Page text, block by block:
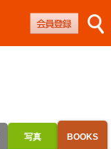
写真 BOOKS